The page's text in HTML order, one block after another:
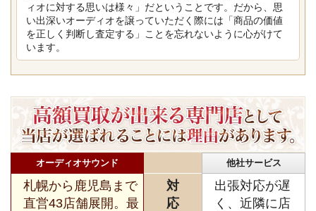
ィオに対する思いは様々」だということです。だから、思
い出深いオーディオを譲っていただく際には「商品の価値
を正しく判断し査定する」ことを忘れないように心がけて
います。
オーディオサウンド 他社サービス
札幌から鹿児島まで
直営43店舗展開。最
対
応
出張対応が遅
く、近隣に店